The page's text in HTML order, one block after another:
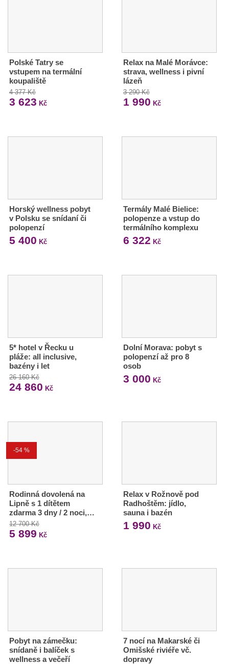
Polské Tatry se
vstupem na termální
koupaliště
4 377 Kč
3 623 Kč
Relax na Malé Morávce:
strava, wellness i pivní
lázeň
3 290 Kč
1 990 Kč
Horský wellness pobyt
v Polsku se snídaní či
polopenzí
5 400 Kč
Termály Malé Bielice:
polopenze a vstup do
termálního komplexu
6 322 Kč
5* hotel v Řecku u
pláže: all inclusive,
bazény i let
26 160 Kč
24 860 Kč
Dolní Morava: pobyt s
polopenzí až pro 8
osob
3 000 Kč
-54 %
Rodinná dovolená na
Lipně s 1 dítětem
zdarma 3 dny / 2 noci,…
12 700 Kč
5 899 Kč
Relax v Rožnově pod
Radhoštěm: jídlo,
sauna i bazén
1 990 Kč
Pobyt na zámečku:
snídaně i balíček s
wellness a večeří
7 nocí na Makarské či
Omišské riviéře vč.
dopravy